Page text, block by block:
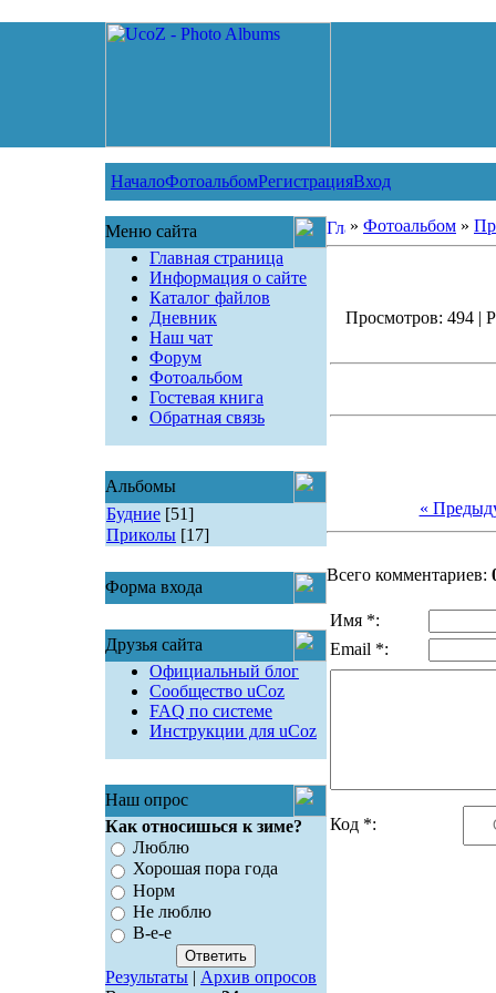
НачалоФотоальбомРегистрацияВход
Меню сайта
Главная страница
Информация о сайте
Каталог файлов
Дневник
Наш чат
Форум
Фотоальбом
Гостевая книга
Обратная связь
Альбомы
Будние [51]
Приколы [17]
Форма входа
Друзья сайта
Официальный блог
Сообщество uCoz
FAQ по системе
Инструкции для uCoz
Наш опрос
Как относишься к зиме?
Люблю
Хорошая пора года
Норм
Не люблю
В-е-е
Результаты | Архив опросов
» Фотоальбом »
Просмотров: 494 |
«
Всего комментариев:
Имя *:
Email *:
Код *: